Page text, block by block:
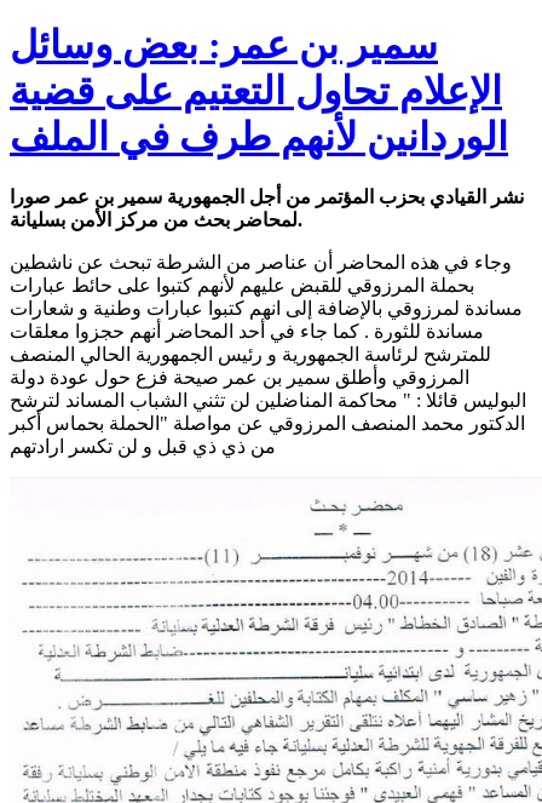
سمير بن عمر: بعض وسائل
الإعلام تحاول التعتيم على قضية
الوردانين لأنهم طرف في الملف
نشر القيادي بحزب المؤتمر من أجل الجمهورية سمير بن عمر صورا
لمحاضر بحث من مركز الأمن بسليانة.
وجاء في هذه المحاضر أن عناصر من الشرطة تبحث عن ناشطين
بحملة المرزوقي للقبض عليهم لأنهم كتبوا على حائط عبارات
مساندة لمرزوقي بالإضافة إلى انهم كتبوا عبارات وطنية و شعارات
مساندة للثورة . كما جاء في أحد المحاضر أنهم حجزوا معلقات
للمترشح لرئاسة الجمهورية و رئيس الجمهورية الحالي المنصف
المرزوقي وأطلق سمير بن عمر صيحة فزع حول عودة دولة
البوليس قائلا : " محاكمة المناضلين لن تثني الشباب المساند لترشح
الدكتور محمد المنصف المرزوقي عن مواصلة "الحملة بحماس أكبر
من ذي ذي قبل و لن تكسر ارادتهم